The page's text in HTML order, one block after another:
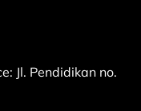
Jl. Pendidikan no.